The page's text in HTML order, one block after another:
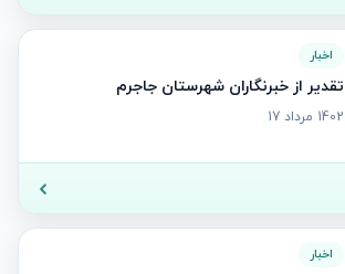
اخبار
تقدیر از خبرنگاران شهرستان جاجرم
1402 مرداد 17
اخبار